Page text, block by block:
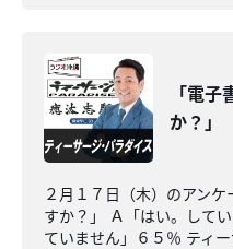
「電
か？」
２月１７日（木）のアン
すか？」 Ａ「はい。して
ていません」６５％ ティ